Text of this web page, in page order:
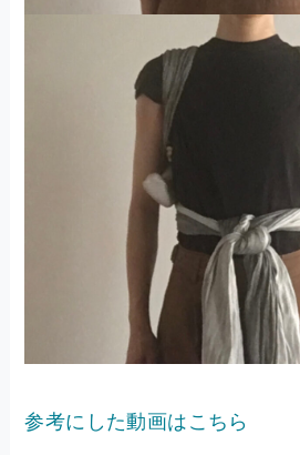
参考にした動画はこちら